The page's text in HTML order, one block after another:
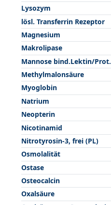
Lysozym
lösl. Transferrin Rezeptor
Magnesium
Makrolipase
Mannose bind.Lektin/Prot.
Methylmalonsäure
Myoglobin
Natrium
Neopterin
Nicotinamid
Nitrotyrosin-3, frei (PL)
Osmolalität
Ostase
Osteocalcin
Oxalsäure